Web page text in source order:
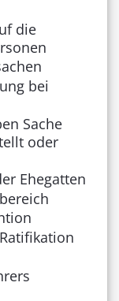
die
bei
Sache
oder
Ehegatten